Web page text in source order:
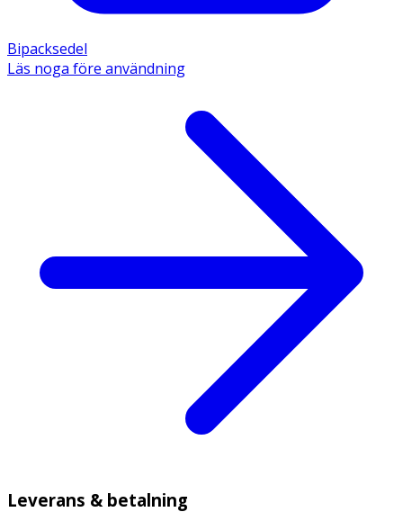
Bipacksedel
Läs noga före användning
Leverans & betalning